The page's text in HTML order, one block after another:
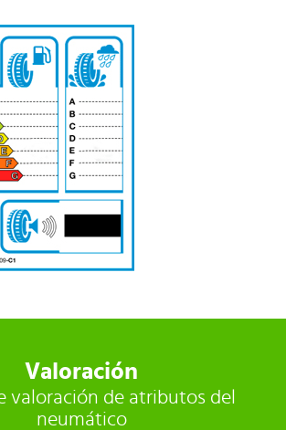
Valoración
valoración de atributos del
neumático